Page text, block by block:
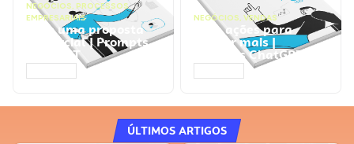
NEGÓCIOS, PROCESSOS
EMPRESARIAIS
Faça uma proposta
comercial | Prompts
ChatGPT
NEGÓCIOS, VENDAS
Faça ações para
vender mais |
Prompts ChatGPT
ÚLTIMOS ARTIGOS